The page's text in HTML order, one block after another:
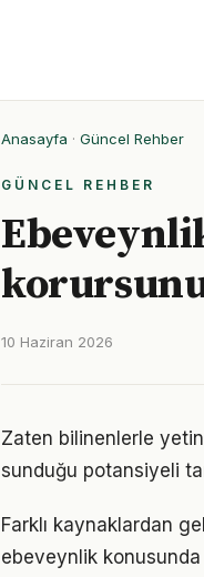
Anasayfa · Güncel Rehber
GÜNCEL REHBER
10 Haziran 2026
Zaten bilinenlerle
sunduğu potansiyeli
Farklı kaynaklardan
ebeveynlik konusunda